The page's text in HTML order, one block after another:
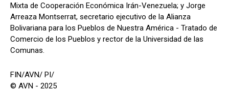
Mixta de Cooperación Económica Irán-Venezuela; y Jorge
Arreaza Montserrat, secretario ejecutivo de la Alianza
Bolivariana para los Pueblos de Nuestra América - Tratado de
Comercio de los Pueblos y rector de la Universidad de las
Comunas.
FIN/AVN/ PI/
© AVN - 2025